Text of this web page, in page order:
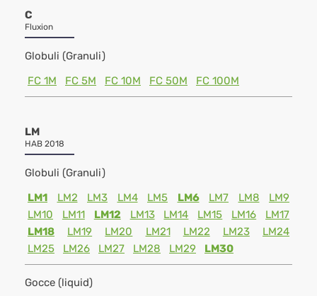
C
Fluxion
Globuli (Granuli)
FC 1M
FC 5M FC 10M FC 50M FC 100M
LM
HAB 2018
Globuli (Granuli)
LM1
LM2 LM3 LM4 LM5 LM6 LM7 LM8
LM9
LM10
LM11 LM12 LM13 LM14 LM15 LM16
LM17
LM18
LM19 LM20 LM21 LM22 LM23
LM24
LM25
LM26 LM27 LM28 LM29 LM30
Gocce (liquid)